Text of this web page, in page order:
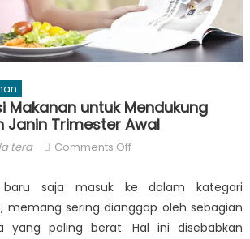
Makanan untuk Mendukung
Janin Trimester Awal
tera Comments Offon
Rekomendasi
Makanan
untuk
baru saja masuk ke dalam kategori
memang sering dianggap oleh sebagian
yang paling berat. Hal ini disebabkan